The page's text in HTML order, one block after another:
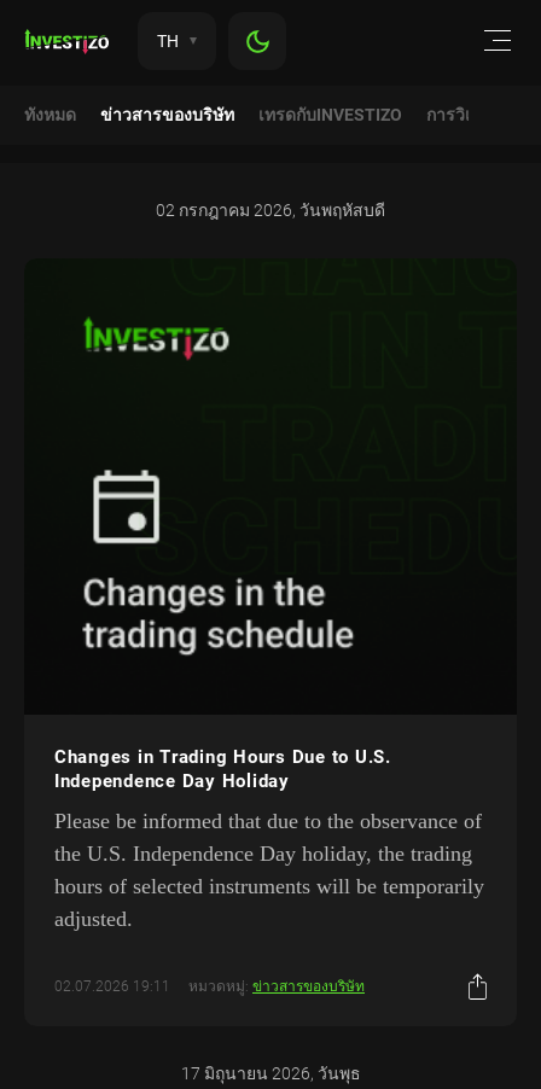
TH
ทังหมด ข่าวสารของบริษัท เทรดกับINVESTIZO การวิเคราะห์
02 กรกฎาคม 2026, วันพฤหัสบดี
Changes in Trading Hours Due to U.S.
Independence Day Holiday
Please be informed that due to the observance of
the U.S. Independence Day holiday, the trading
hours of selected instruments will be temporarily
adjusted.
02.07.2026 19:11 หมวดหมู่: ข่าวสารของบริษัท
17 มิถุนายน 2026, วันพุธ